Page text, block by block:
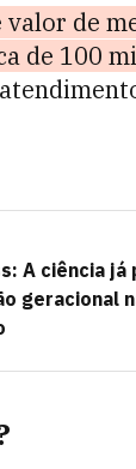
de
de 100
A ciência já
geracional